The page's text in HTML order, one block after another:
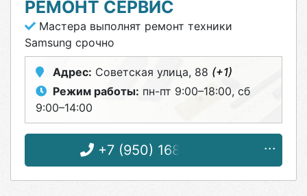
РЕМОНТ СЕРВИС
Мастера выполнят ремонт техники
Samsung срочно
Адрес: Советская улица, 88 (+1)
Режим работы: пн-пт 9:00–18:00, сб
9:00–14:00
+7 (950) 168-70-03